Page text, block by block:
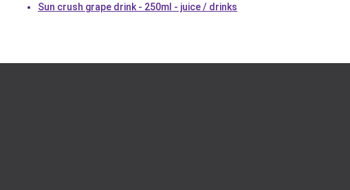
Sun crush grape drink - 250ml - juice / drinks